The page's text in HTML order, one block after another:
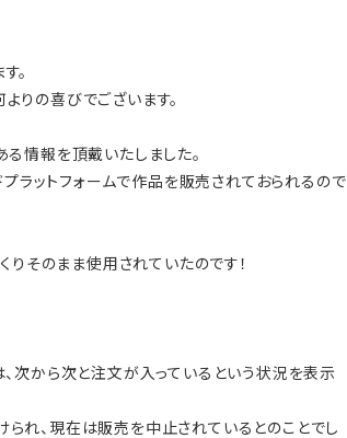
。
りの喜びでございます。
る情報を頂戴いたしました。
ラットフォームで作品を販売されておられるので
そのまま使用されていたのです！
次から次と注文が入っているという状況を表示
れ、現在は販売を中止されているとのことでし